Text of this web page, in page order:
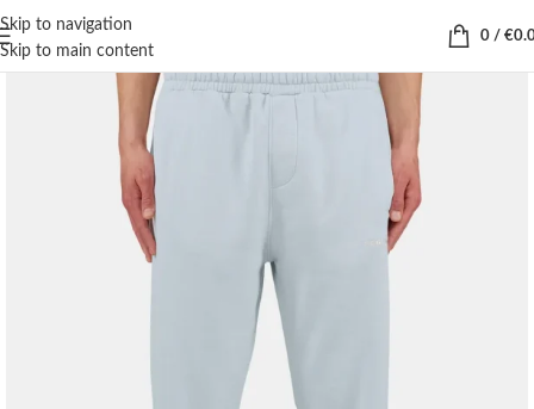
Skip to navigation
Skip to main content
0 / €